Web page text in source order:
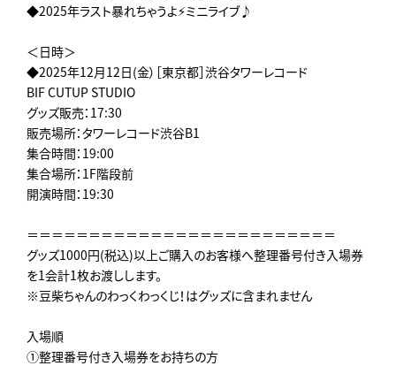
◆2025年ラスト暴れちゃうよ⚡ミニライブ♪
＜日時＞
◆2025年12月12日(金）［東京都］渋谷タワーレコード
BIF CUTUP STUDIO
グッズ販売：17:30
販売場所：タワーレコード渋谷B1
集合時間：19:00
集合場所：1F階段前
開演時間：19:30
＝＝＝＝＝＝＝＝＝＝＝＝＝＝＝＝＝＝＝＝＝＝＝＝＝
グッズ1000円(税込)以上ご購入のお客様へ整理番号付き入場券
を1会計1枚お渡しします。
※豆柴ちゃんのわっくわっくじ！はグッズに含まれません
入場順
①整理番号付き入場券をお持ちの方